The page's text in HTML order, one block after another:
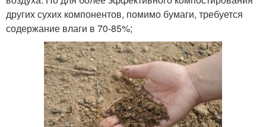
других сухих компонентов, помимо бумаги, требуется
содержание влаги в 70-85%;